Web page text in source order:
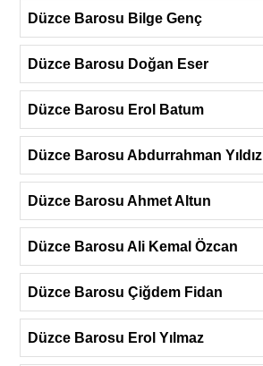
Düzce Barosu Bilge Genç
Düzce Barosu Doğan Eser
Düzce Barosu Erol Batum
Düzce Barosu Abdurrahman Yıldız
Düzce Barosu Ahmet Altun
Düzce Barosu Ali Kemal Özcan
Düzce Barosu Çiğdem Fidan
Düzce Barosu Erol Yılmaz